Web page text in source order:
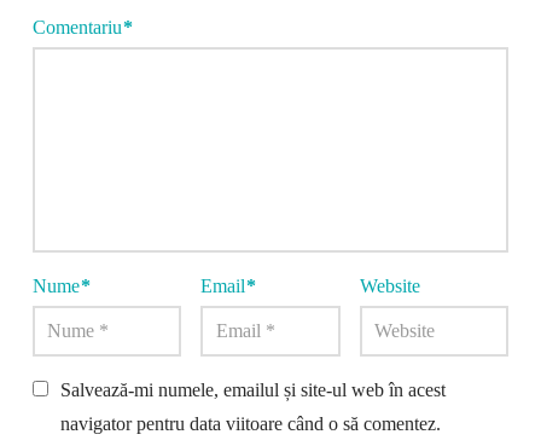
Comentariu*
Nume* Email* Website
Salvează-mi numele, emailul și site-ul web în acest
navigator pentru data viitoare când o să comentez.